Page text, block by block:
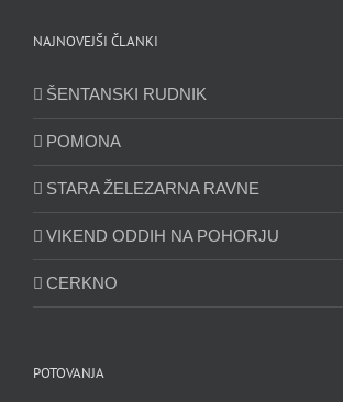
NAJNOVEJŠI ČLANKI
ŠENTANSKI RUDNIK
POMONA
STARA ŽELEZARNA RAVNE
VIKEND ODDIH NA POHORJU
CERKNO
POTOVANJA